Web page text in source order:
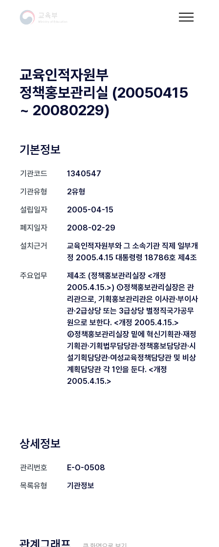
교육인적자원부
정책홍보관리실 (20050415
~ 20080229)
기본정보
기관코드
1340547
기관유형
2유형
설립일자
2005-04-15
폐지일자
2008-02-29
설치근거
교육인적자원부와 그 소속기관 직제 일부개
정 2005.4.15 대통령령 18786호 제4조
주요업무
제4조 (정책홍보관리실장 <개정
2005.4.15.>) ①정책홍보관리실장은 관
리관으로, 기획홍보관리관은 이사관·부이사
관·2급상당 또는 3급상당 별정직국가공무
원으로 보한다. <개정 2005.4.15.>
②정책홍보관리실장 밑에 혁신기획관·재정
기획관·기획법무담당관·정책홍보담당관·시
설기획담당관·여성교육정책담당관 및 비상
계획담당관 각 1인을 둔다. <개정
2005.4.15.>
상세정보
관리번호
E-O-0508
목록유형
기관정보